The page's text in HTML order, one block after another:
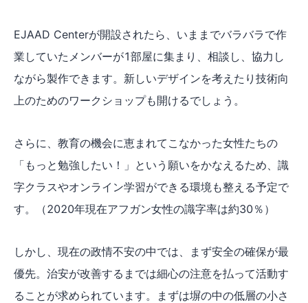
EJAAD Centerが開設されたら、いままでバラバラで作
業していたメンバーが1部屋に集まり、相談し、協力し
ながら製作できます。新しいデザインを考えたり技術向
上のためのワークショップも開けるでしょう。
さらに、教育の機会に恵まれてこなかった女性たちの
「もっと勉強したい！」という願いをかなえるため、識
字クラスやオンライン学習ができる環境も整える予定で
す。（2020年現在アフガン女性の識字率は約30％）
しかし、現在の政情不安の中では、まず安全の確保が最
優先。治安が改善するまでは細心の注意を払って活動す
ることが求められています。まずは塀の中の低層の小さ